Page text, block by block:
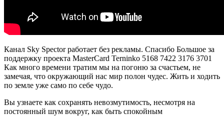
Канал Sky Spector работает без рекламы. Спасибо Большое за
поддержку проекта MasterCard Terninko 5168 7422 3176 3701
Как много времени тратим мы на погоню за счастьем, не
замечая, что окружающий нас мир полон чудес. Жить и ходить
по земле уже само по себе чудо.
Вы узнаете как сохранять невозмутимость, несмотря на
постоянный шум вокруг, как быть спокойным